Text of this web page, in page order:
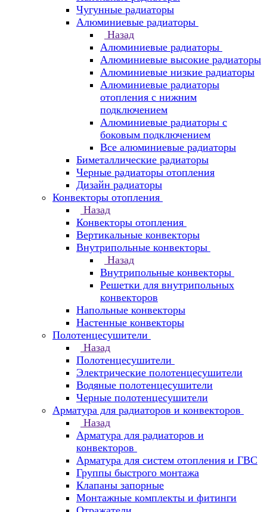
Чугунные радиаторы
Алюминиевые радиаторы
Назад
Алюминиевые радиаторы
Алюминиевые высокие радиаторы
Алюминиевые низкие радиаторы
Алюминиевые радиаторы
отопления с нижним
подключением
Алюминиевые радиаторы с
боковым подключением
Все алюминиевые радиаторы
Биметаллические радиаторы
Черные радиаторы отопления
Дизайн радиаторы
Конвекторы отопления
Назад
Конвекторы отопления
Вертикальные конвекторы
Внутрипольные конвекторы
Назад
Внутрипольные конвекторы
Решетки для внутрипольных
конвекторов
Напольные конвекторы
Настенные конвекторы
Полотенцесушители
Назад
Полотенцесушители
Электрические полотенцесушители
Водяные полотенцесушители
Черные полотенцесушители
Арматура для радиаторов и конвекторов
Назад
Арматура для радиаторов и
конвекторов
Арматура для систем отопления и ГВС
Группы быстрого монтажа
Клапаны запорные
Монтажные комплекты и фитинги